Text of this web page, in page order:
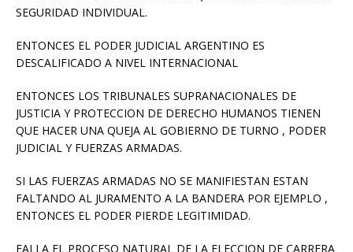
SEGURIDAD INDIVIDUAL.
ENTONCES EL PODER JUDICIAL ARGENTINO ES
DESCALIFICADO A NIVEL INTERNACIONAL
ENTONCES LOS TRIBUNALES SUPRANACIONALES DE
JUSTICIA Y PROTECCION DE DERECHO HUMANOS TIENEN
QUE HACER UNA QUEJA AL GOBIERNO DE TURNO , PODER
JUDICIAL Y FUERZAS ARMADAS.
SI LAS FUERZAS ARMADAS NO SE MANIFIESTAN ESTAN
FALTANDO AL JURAMENTO A LA BANDERA POR EJEMPLO ,
ENTONCES EL PODER PIERDE LEGITIMIDAD.
FALLA EL PROCESO NATURAL DE LA ELECCION DE CARRERA